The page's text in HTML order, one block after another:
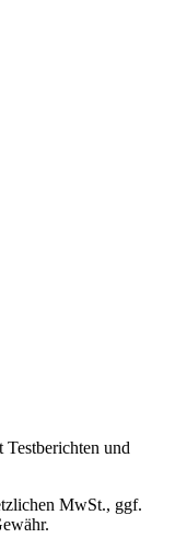
Testberichten und
MwSt., ggf.